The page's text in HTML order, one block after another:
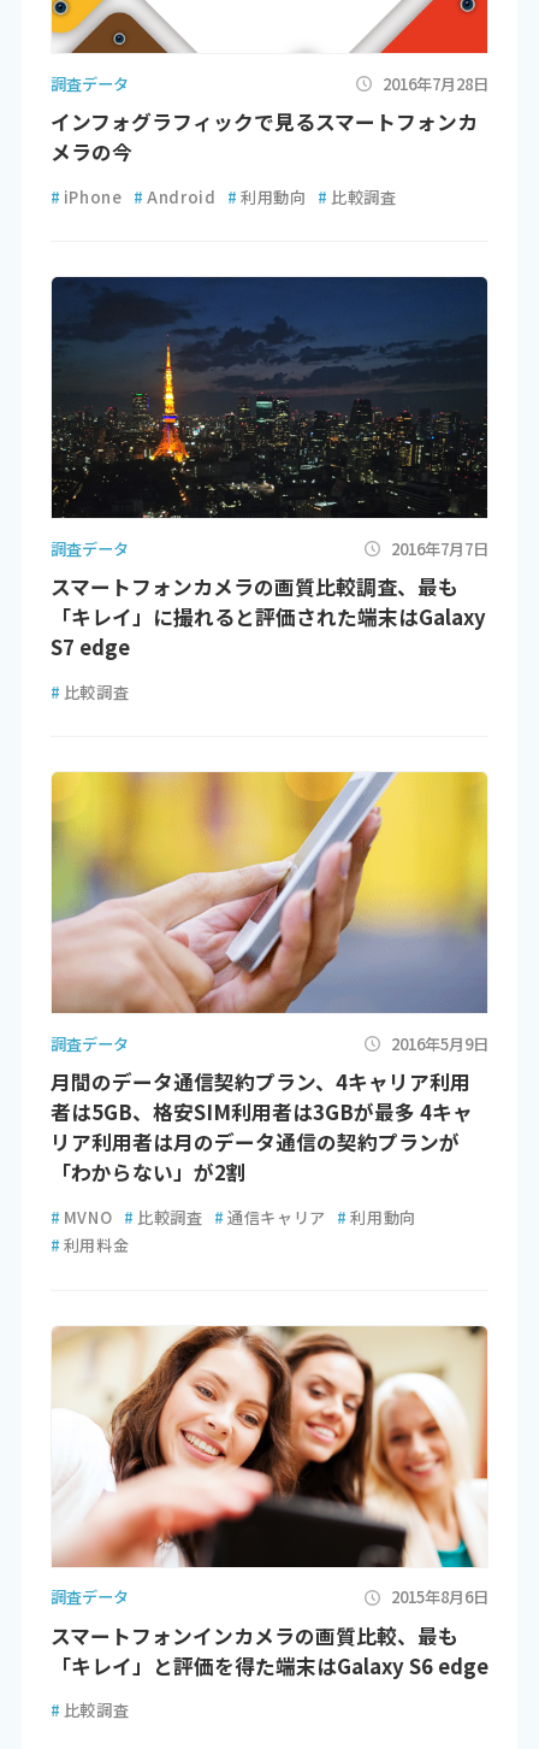
調査データ 2016年7月28日
インフォグラフィックで見るスマートフォンカ
メラの今
# iPhone # Android # 利用動向 # 比較調査
調査データ 2016年7月7日
スマートフォンカメラの画質比較調査、最も
「キレイ」に撮れると評価された端末はGalaxy
S7 edge
# 比較調査
調査データ 2016年5月9日
月間のデータ通信契約プラン、4キャリア利用
者は5GB、格安SIM利用者は3GBが最多 4キャ
リア利用者は月のデータ通信の契約プランが
「わからない」が2割
# MVNO # 比較調査 # 通信キャリア # 利用動向
# 利用料金
調査データ 2015年8月6日
スマートフォンインカメラの画質比較、最も
「キレイ」と評価を得た端末はGalaxy S6 edge
# 比較調査